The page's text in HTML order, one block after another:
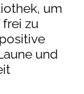
um
zu
und